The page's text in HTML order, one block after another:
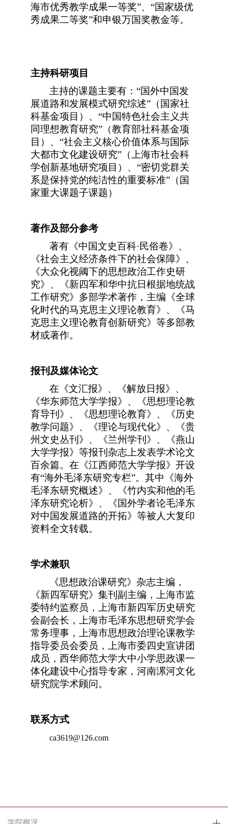
海市优秀教学成果一等奖”、“国家级优
秀成果二等奖”和申银万国奖教金等。
主持科研项目
主持的课题主要有：“国外中国发
展道路和发展模式研究综述”（国家社
科基金项目）、“中国特色社会主义共
同理想教育研究”（教育部社科基金项
目）、“社会主义核心价值体系与国际
大都市文化建设研究”（上海市社会科
学创新基地研究项目）、“密切党群关
系是保持党的纯洁性的重要标准”（国
家重大课题子课题）
著作及部分参考
著有《中国文史百科·民俗卷》、
《社会主义经济条件下的社会保障》、
《大众化视阈下的思想政治工作史研
究》、《新四军和华中抗日根据地统战
工作研究》多部学术著作，主编《全球
化时代的马克思主义理论教育》、《马
克思主义理论教育创新研究》等多部教
材或著作。
报刊及媒体论文
在《文汇报》、《解放日报》、
《华东师范大学学报》、《思想理论教
育导刊》、《思想理论教育》、《历史
教学问题》、《理论与现代化》、《贵
州文史丛刊》、《兰州学刊》、《燕山
大学学报》等报刊杂志上发表学术论文
百余篇。在《江西师范大学学报》开设
有“海外毛泽东研究专栏”。其中《海外
毛泽东研究概述》、《竹内实和他的毛
泽东研究论析》、《国外学者论毛泽东
对中国发展道路的开拓》等被人大复印
资料全文转载。
学术兼职
《思想政治课研究》杂志主编，
《新四军研究》集刊副主编，上海市监
委特约监察员，上海市新四军历史研究
会副会长，上海市毛泽东思想研究学会
常务理事，上海市思想政治理论课教学
指导委员会委员，上海市委四史宣讲团
成员，西华师范大学大中小学思政课一
体化建设中心指导专家，河南漯河文化
研究院学术顾问。
联系方式
ca3619@126.com
学院概况